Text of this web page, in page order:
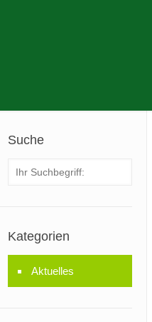
Suche
Kategorien
Aktuelles